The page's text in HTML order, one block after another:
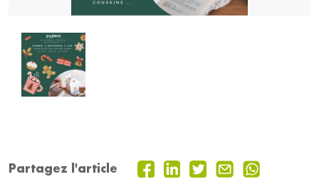
Partagez l'article